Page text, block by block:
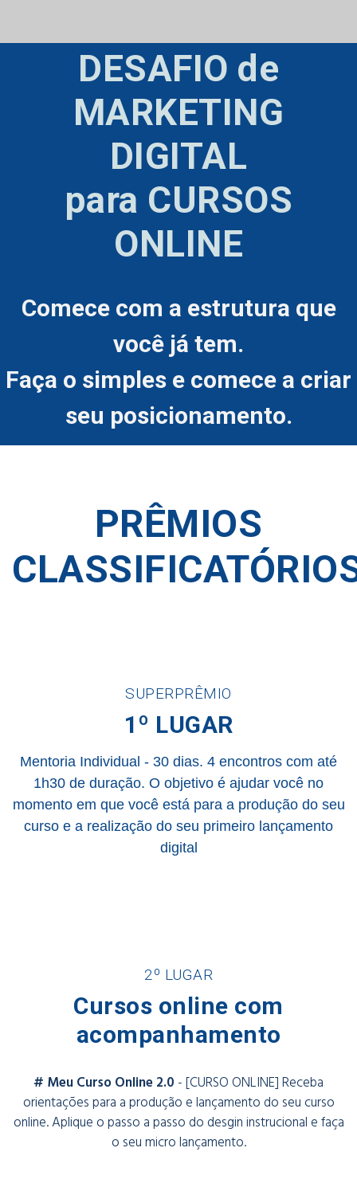
DESAFIO de
MARKETING
DIGITAL
para CURSOS
ONLINE
Comece com a estrutura que
você já tem.
Faça o simples e comece a criar
seu posicionamento.
PRÊMIOS
SUPERPRÊMIO
1º LUGAR
Mentoria Individual - 30 dias. 4 encontros com até
1h30 de duração. O objetivo é ajudar você no
momento em que você está para a produção do seu
curso e a realização do seu primeiro lançamento
digital
2º LUGAR
Cursos online com
acompanhamento
# Meu Curso Online 2.0 - [CURSO ONLINE] Receba
orientações para a produção e lançamento do seu curso
online. Aplique o passo a passo do desgin instrucional e faça
o seu micro lançamento.